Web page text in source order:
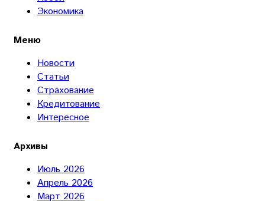
Экономика
Меню
Новости
Статьи
Страхование
Кредитование
Интересное
Архивы
Июль 2026
Апрель 2026
Март 2026